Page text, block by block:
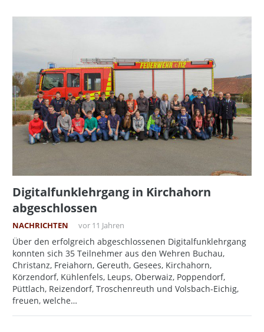
Digitalfunklehrgang in Kirchahorn
abgeschlossen
NACHRICHTEN vor 11 Jahren
Über den erfolgreich abgeschlossenen Digitalfunklehrgang
konnten sich 35 Teilnehmer aus den Wehren Buchau,
Christanz, Freiahorn, Gereuth, Gesees, Kirchahorn,
Körzendorf, Kühlenfels, Leups, Oberwaiz, Poppendorf,
Püttlach, Reizendorf, Troschenreuth und Volsbach-Eichig,
freuen, welche…